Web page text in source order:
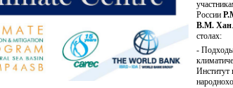
России
В.М. Хан
столах:
- Подходы
Институт